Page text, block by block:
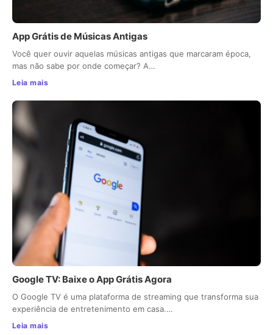
App Grátis de Músicas Antigas
Você quer ouvir aquelas músicas antigas que marcaram época,
mas não sabe por onde começar? A…
Leia mais
Google TV: Baixe o App Grátis Agora
O Google TV é uma plataforma de streaming que transforma sua
experiência de entretenimento em casa.…
Leia mais